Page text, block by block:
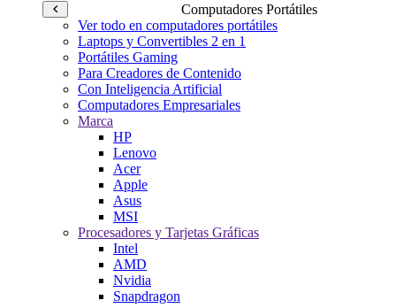
Computadores Portátiles
Ver todo en computadores portátiles
Laptops y Convertibles 2 en 1
Portátiles Gaming
Para Creadores de Contenido
Con Inteligencia Artificial
Computadores Empresariales
Marca
HP
Lenovo
Acer
Apple
Asus
MSI
Procesadores y Tarjetas Gráficas
Intel
AMD
Nvidia
Snapdragon